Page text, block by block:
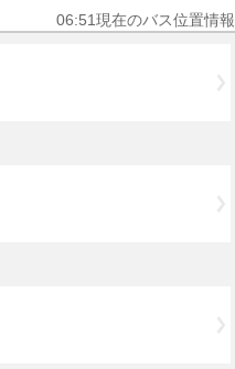
06:51現在のバス位置情報